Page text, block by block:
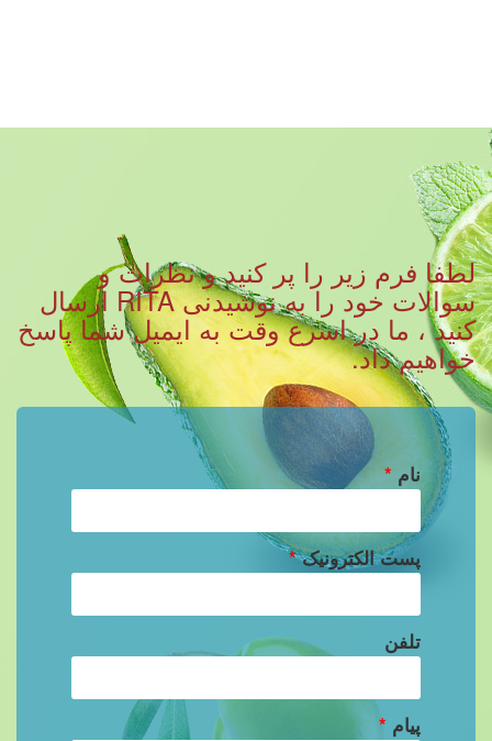
لطفا فرم زیر را پر کنید و نظرات و
سوالات خود را به نوشیدنی RITA ارسال
کنید ، ما در اسرع وقت به ایمیل شما پاسخ
خواهیم داد.
نام *
پست الکترونیک*
تلفن
پیام *